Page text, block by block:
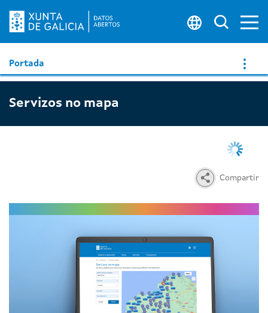
Portada
Servizos no mapa
Compartir